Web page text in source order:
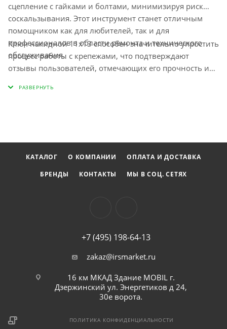
сцепление с гайками и болтами, минимизируя риск
соскальзывания. Этот инструмент станет отличным
помощником как для любителей, так и для
профессионалов в области ремонта и технического
обслуживания.
Ключ накидной 11х13 способен значительно упростить
процесс работы с крепежами, что подтверждают
отзывы пользователей, отмечающих его прочность и
особенно ценят данный инструмент за его
КАТАЛОГ О КОМПАНИИ
ОПЛАТА И ДОСТАВКА
БРЕНДЫ
КОНТАКТЫ МЫ В СОЦ. СЕТЯХ
+7 (495) 198-64-13
zakaz@irsmarket.ru
16 км МКАД Здание MOBIL г.
Дзержинский ул. Энергетиков д 24,
30е ворота.
ПОЛИТИКА КОНФИДЕНЦИАЛЬНОСТИ